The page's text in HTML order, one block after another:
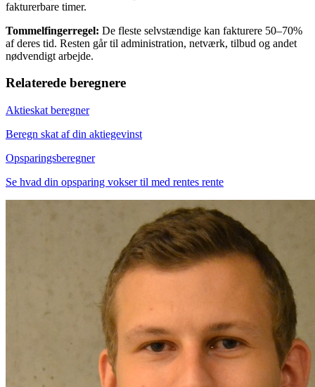
fakturerbare timer.
Tommelfingerregel: De fleste selvstændige kan fakturere 50–70%
af deres tid. Resten går til administration, netværk, tilbud og andet
nødvendigt arbejde.
Relaterede beregnere
Aktieskat beregner
Beregn skat af din aktiegevinst
Opsparingsberegner
Se hvad din opsparing vokser til med rentes rente